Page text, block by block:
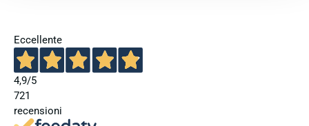
Eccellente
4,9/5
721
recensioni